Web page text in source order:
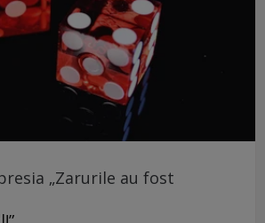
„Zarurile au fost